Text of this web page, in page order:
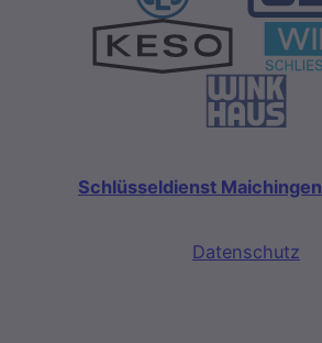
Schlüsseldienst Maichingen
Datenschutz